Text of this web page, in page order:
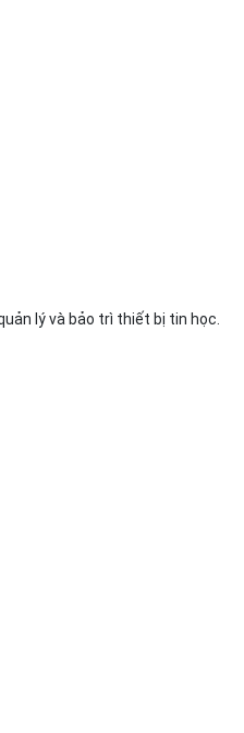
lý và bảo trì thiết bị tin học.